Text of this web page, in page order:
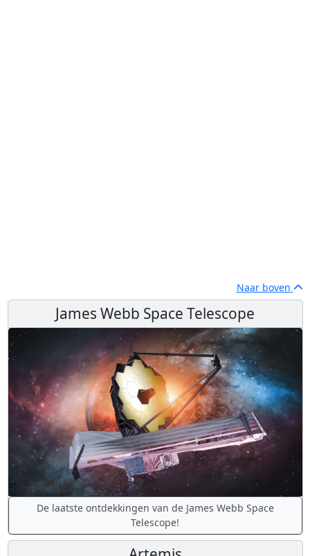
Naar boven
James Webb Space Telescope
De laatste ontdekkingen van de James Webb Space
Telescope!